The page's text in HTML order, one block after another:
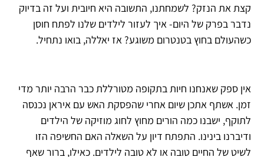
קצת את הנזק? לשמחתנו, התשובה היא חיובית ועל זה בדיוק
נדבר בפרק של היום- איך לעזור לילדים שלנו לפתח חוסן
כשהעולם בחוץ בטנטרום משוגע? אז יאללה, בואו נתחיל.
אין ספק שאנחנו חיות בתקופה מטורללת כבר הרבה יותר מדי
זמן. אשתף אתכן שיום אחרי שהפסקת האש עם איראן נכנסה
לתוקף, ישבנו כמה הורים מחוץ לחוג מוזיקה של הילדים
ודיברנו בינינו. התפתח דיון על השאלה האם החשיפה הזו
לשיט של החיים טובה או לא טובה לילדים. כאילו, ברור שאף